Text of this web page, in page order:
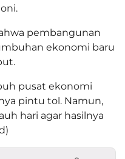
pembangunan
ekonomi baru
pusat ekonomi
pintu tol. Namun,
hari agar hasilnya